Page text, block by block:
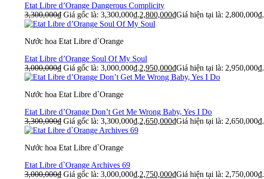
Etat Libre d’Orange Dangerous Complicity
3,300,000₫ Giá gốc là: 3,300,000₫.2,800,000₫Giá hiện tại là: 2,800,000₫.
Nước hoa Etat Libre d`Orange
Etat Libre d’Orange Soul Of My Soul
3,000,000₫ Giá gốc là: 3,000,000₫.2,950,000₫Giá hiện tại là: 2,950,000₫.
Nước hoa Etat Libre d`Orange
Etat Libre d’Orange Don’t Get Me Wrong Baby, Yes I Do
3,300,000₫ Giá gốc là: 3,300,000₫.2,650,000₫Giá hiện tại là: 2,650,000₫.
Nước hoa Etat Libre d`Orange
Etat Libre d`Orange Archives 69
3,000,000₫ Giá gốc là: 3,000,000₫.2,750,000₫Giá hiện tại là: 2,750,000₫.